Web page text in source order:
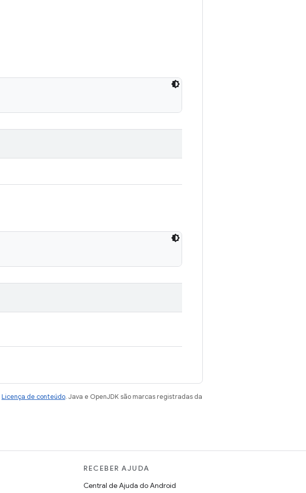
Licença de conteúdo. Java e OpenJDK são marcas registradas da
RECEBER AJUDA
Central de Ajuda do Android